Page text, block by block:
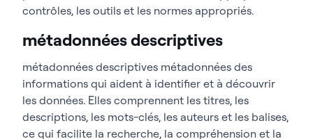
contrôles, les outils et les normes appropriés.
métadonnées descriptives
métadonnées descriptives métadonnées des
informations qui aident à identifier et à découvrir
les données. Elles comprennent les titres, les
descriptions, les mots-clés, les auteurs et les balises,
ce qui facilite la recherche, la compréhension et la